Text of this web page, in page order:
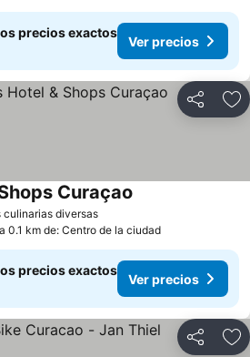
precios exactos
Ver precios
Compartir
culinarias diversasVer precios
Curaçao
a 0.1 km de: Centro de la ciudad
precios exactos
Ver precios
Compartir